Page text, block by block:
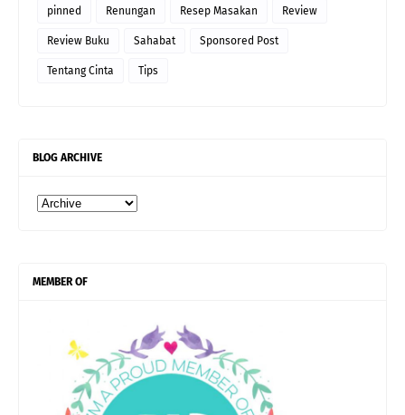
pinned Renungan Resep Masakan Review
Review Buku Sahabat Sponsored Post
Tentang Cinta Tips
BLOG ARCHIVE
MEMBER OF